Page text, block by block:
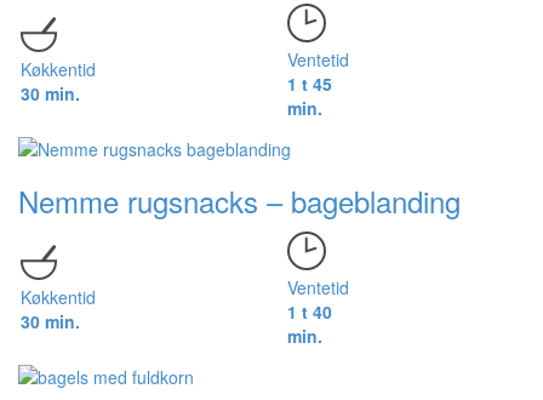
Køkkentid
30 min.
Ventetid
1 t 45
min.
Nemme rugsnacks – bageblanding
Køkkentid
30 min.
Ventetid
1 t 40
min.